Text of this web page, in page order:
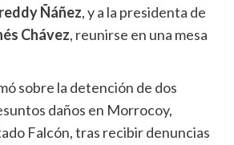
Ñáñez, y a la presidenta de
Chávez, reunirse en una mesa
sobre la detención de dos
daños en Morrocoy,
Falcón, tras recibir denuncias